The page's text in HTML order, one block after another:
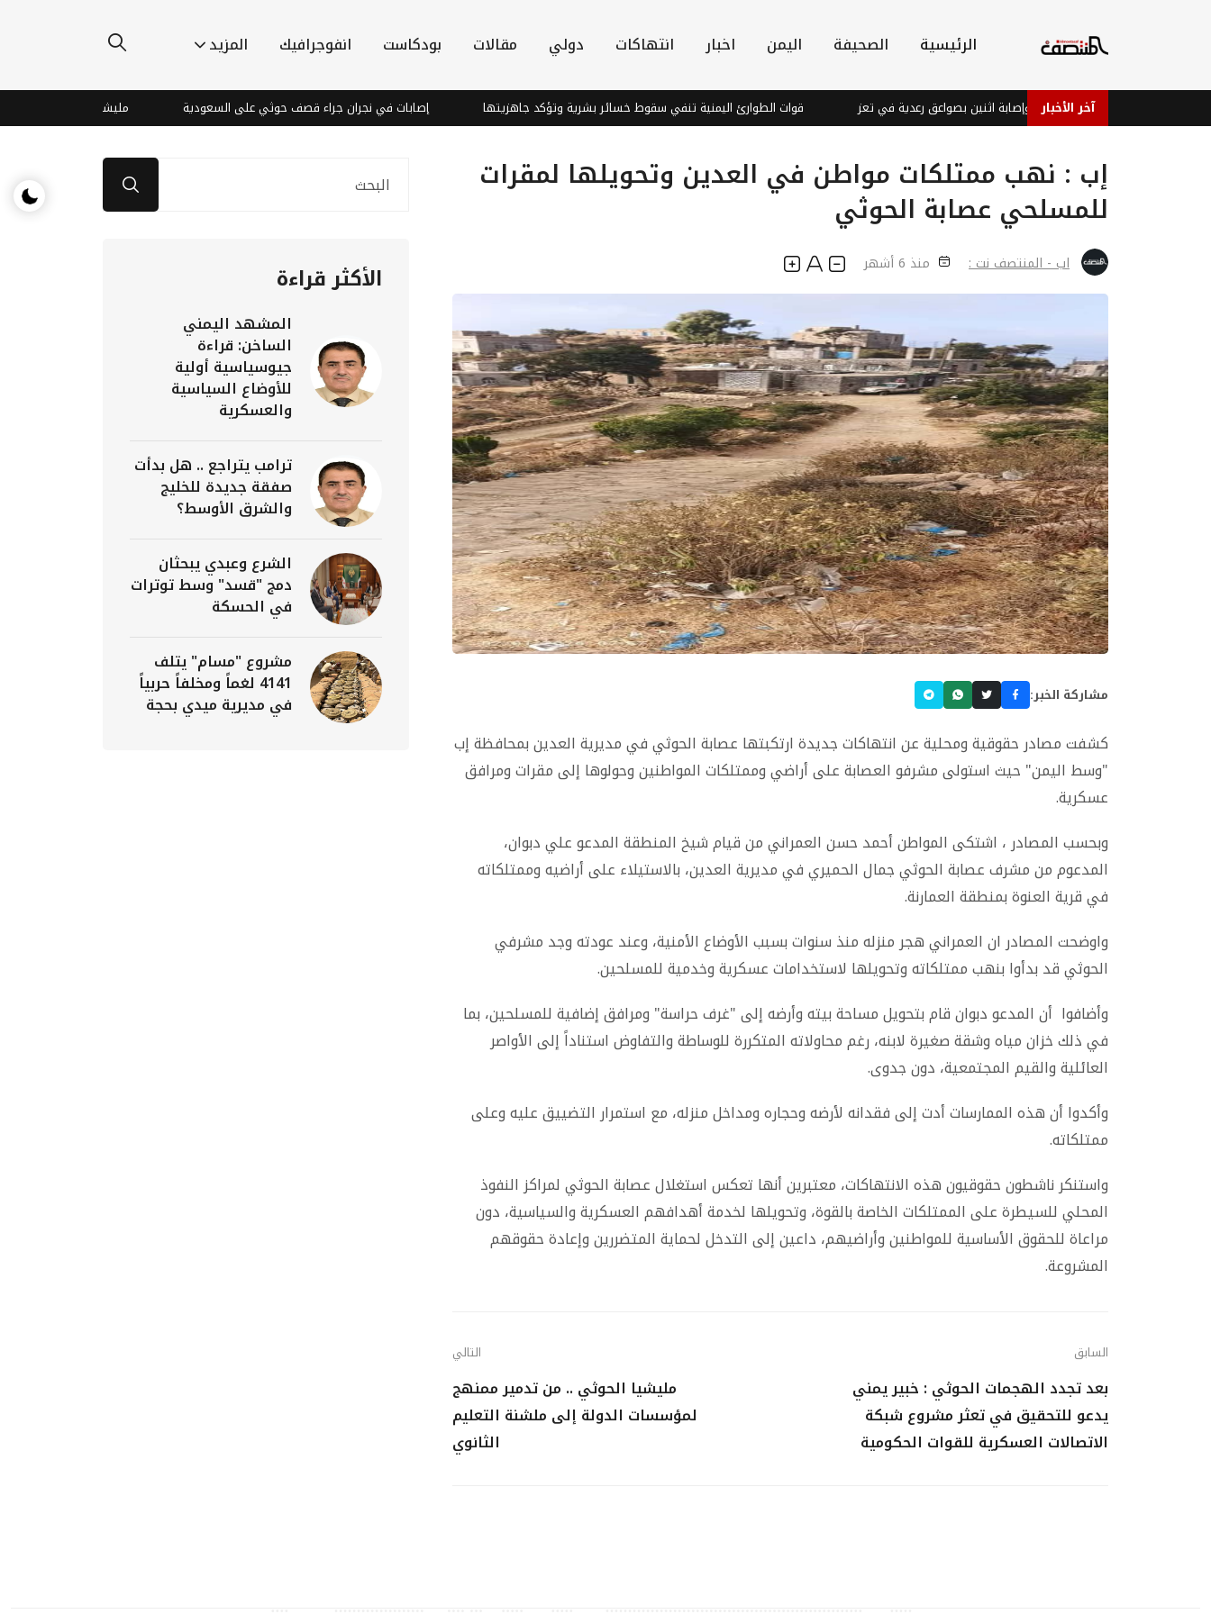
الرئيسية الصحيفة اليمن اخبار انتهاكات دولي مقالات بودكاست انفوجرافيك المزيد
آخر الأخبار
وفاة فتاة وإصابة اثنين بصواعق رعدية في تعز قوات الطوارئ اليمنية تنفي سقوط خسائر بشرية وتؤكد جاهزيتها إصابات في نجران جراء قصف حوثي على السعودية مليشيا الحوثي تقصف قرية
إب : نهب ممتلكات مواطن في العدين وتحويلها لمقرات
للمسلحي عصابة الحوثي
اب - المنتصف نت : منذ 6 أشهر
مشاركة الخبر:
كشفت مصادر حقوقية ومحلية عن انتهاكات جديدة ارتكبتها عصابة الحوثي في مديرية العدين بمحافظة إب
"وسط اليمن" حيث استولى مشرفو العصابة على أراضي وممتلكات المواطنين وحولوها إلى مقرات ومرافق
عسكرية.
وبحسب المصادر ، اشتكى المواطن أحمد حسن العمراني من قيام شيخ المنطقة المدعو علي دبوان،
المدعوم من مشرف عصابة الحوثي جمال الحميري في مديرية العدين، بالاستيلاء على أراضيه وممتلكاته
في قرية العنوة بمنطقة العمارنة.
واوضحت المصادر ان العمراني هجر منزله منذ سنوات بسبب الأوضاع الأمنية، وعند عودته وجد مشرفي
الحوثي قد بدأوا بنهب ممتلكاته وتحويلها لاستخدامات عسكرية وخدمية للمسلحين.
وأضافوا أن المدعو دبوان قام بتحويل مساحة بيته وأرضه إلى "غرف حراسة" ومرافق إضافية للمسلحين، بما
في ذلك خزان مياه وشقة صغيرة لابنه، رغم محاولاته المتكررة للوساطة والتفاوض استناداً إلى الأواصر
العائلية والقيم المجتمعية، دون جدوى.
وأكدوا أن هذه الممارسات أدت إلى فقدانه لأرضه وحجاره ومداخل منزله، مع استمرار التضييق عليه وعلى
ممتلكاته.
واستنكر ناشطون حقوقيون هذه الانتهاكات، معتبرين أنها تعكس استغلال عصابة الحوثي لمراكز النفوذ
المحلي للسيطرة على الممتلكات الخاصة بالقوة، وتحويلها لخدمة أهدافهم العسكرية والسياسية، دون
مراعاة للحقوق الأساسية للمواطنين وأراضيهم، داعين إلى التدخل لحماية المتضررين وإعادة حقوقهم
المشروعة.
السابق
بعد تجدد الهجمات الحوثي : خبير يمني
يدعو للتحقيق في تعثر مشروع شبكة
الاتصالات العسكرية للقوات الحكومية
التالي
مليشيا الحوثي .. من تدمير ممنهج
لمؤسسات الدولة إلى ملشنة التعليم
الثانوي
الأكثر قراءة
المشهد اليمني
الساخن: قراءة
جيوسياسية أولية
للأوضاع السياسية
والعسكرية
ترامب يتراجع .. هل بدأت
صفقة جديدة للخليج
والشرق الأوسط؟
الشرع وعبدي يبحثان
دمج "قسد" وسط توترات
في الحسكة
مشروع "مسام" يتلف
4141 لغماً ومخلفاً حربياً
في مديرية ميدي بحجة